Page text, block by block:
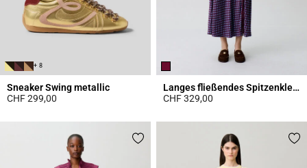
+ 8
Sneaker Swing metallic
CHF 299,00
Langes fließendes Spitzenkleid
CHF 329,00